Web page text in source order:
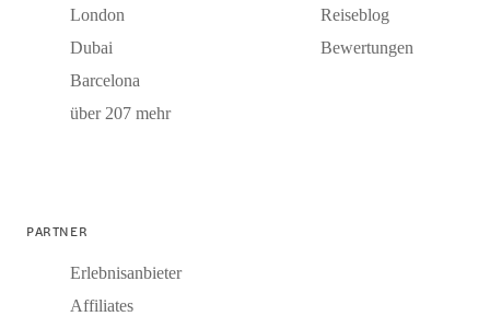
London
Dubai
Barcelona
über 207 mehr
Reiseblog
Bewertungen
PARTNER
Erlebnisanbieter
Affiliates